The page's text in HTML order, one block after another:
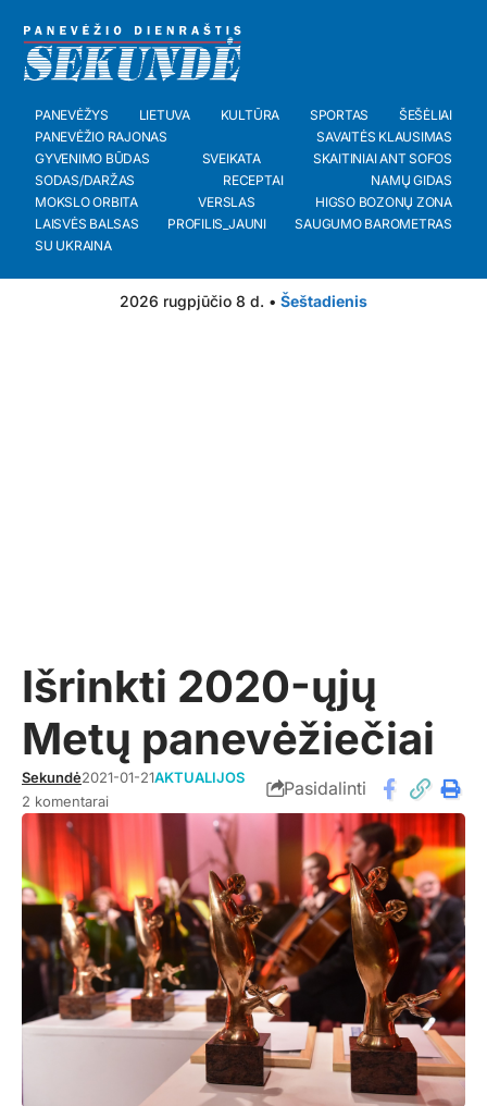
PANEVĖŽYS LIETUVA KULTŪRA SPORTAS
ŠEŠĖLIAI
PANEVĖŽIO RAJONAS
SAVAITĖS KLAUSIMAS
GYVENIMO BŪDAS
SVEIKATA
SKAITINIAI ANT SOFOS
SODAS/DARŽAS
RECEPTAI
NAMŲ GIDAS
MOKSLO ORBITA
VERSLAS
HIGSO BOZONŲ ZONA
LAISVĖS BALSAS
PROFILIS_JAUNI
SAUGUMO BAROMETRAS
SU UKRAINA
2026 rugpjūčio 8 d. • Šeštadienis
Išrinkti 2020-ųjų
Metų panevėžiečiai
Sekundė2021-01-21AKTUALIJOS
2 komentarai
Pasidalinti